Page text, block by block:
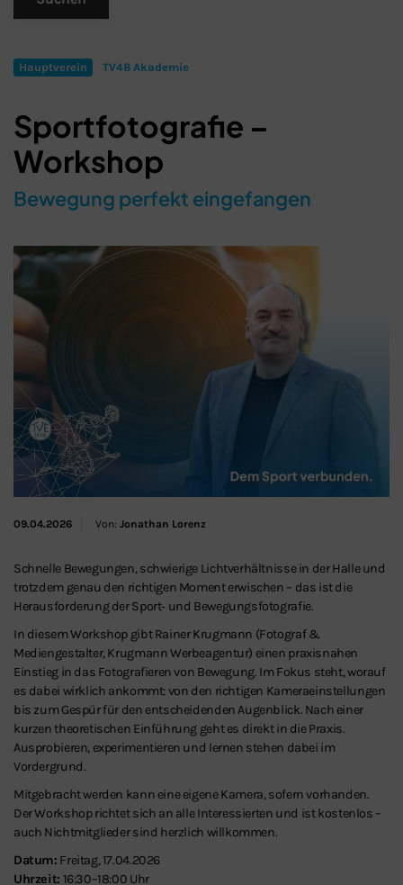
Schließen
Hauptverein TV48 Akademie
Sportfotografie –
Workshop
Bewegung perfekt eingefangen
09.04.2026 Von: Jonathan Lorenz
Schnelle Bewegungen, schwierige Lichtverhältnisse in der Halle und
trotzdem genau den richtigen Moment erwischen – das ist die
Herausforderung der Sport‑ und Bewegungsfotografie.
In diesem Workshop gibt Rainer Krugmann (Fotograf &
Mediengestalter, Krugmann Werbeagentur) einen praxisnahen
Einstieg in das Fotografieren von Bewegung. Im Fokus steht, worauf
es dabei wirklich ankommt: von den richtigen Kameraeinstellungen
bis zum Gespür für den entscheidenden Augenblick. Nach einer
kurzen theoretischen Einführung geht es direkt in die Praxis.
Ausprobieren, experimentieren und lernen stehen dabei im
Vordergrund.
Mitgebracht werden kann eine eigene Kamera, sofern vorhanden.
Der Workshop richtet sich an alle Interessierten und ist kostenlos –
auch Nichtmitglieder sind herzlich willkommen.
Datum: Freitag, 17.04.2026
Uhrzeit: 16:30–18:00 Uhr